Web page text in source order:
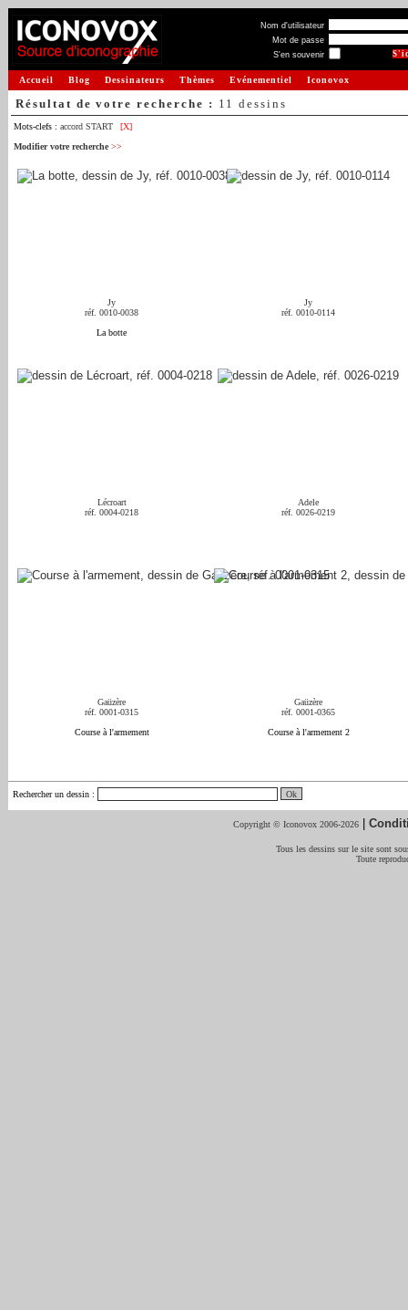
Nom d'utilisateur
Mot de passe
S'en souvenir
Accueil Blog Dessinateurs Thèmes Evénementiel Iconovox
Résultat de votre recherche : 11 dessins
Mots-clefs : accord START
[X]
Modifier votre recherche >>
Jy
réf. 0010-0038
La botte
Jy
réf. 0010-0114
Lécroart
réf. 0004-0218
Adele
réf. 0026-0219
Gaüzère
réf. 0001-0315
Course à l'armement
Gaüzère
réf. 0001-0365
Course à l'armement 2
Rechercher un dessin :
Copyright © Iconovox 2006-2026 |
Tous les dessins sur le site sont
Toute